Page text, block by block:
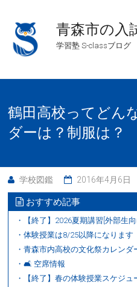
青森市の入
学習塾 S-classブログ
鶴田高校ってどん
ダーは？制服は？
学校図鑑 2016年4月6日
おすすめ記事
・【終了】2026夏期講習[外部生向
・体験授業は8/25以降になります
・青森市内高校の文化祭カレンダ
・🛋 空席情報
・【終了】春の体験授業スケジュ